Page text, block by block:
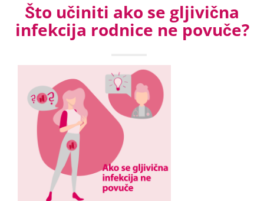
Što učiniti ako se gljivična
infekcija rodnice ne povuče?